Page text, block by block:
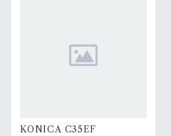
KONICA C35EF